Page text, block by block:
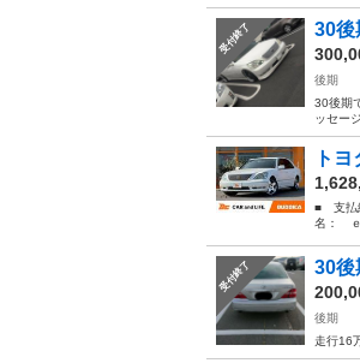
受付終了 30後
後期
30後期
ッセー
ト
■ 支払
名：
受付終了 30後
後期
走行16